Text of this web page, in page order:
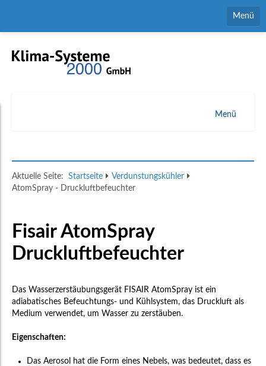
Menü
Home
Stellenmarkt
Menü
Entfeuchter
Anwendungen
Service
Aktuelle Seite: Startseite
Verdunstungskühler
AtomSpray - Druckluftbefeuchter
Fisair AtomSpray
Druckluftbefeuchter
Das Wasserzerstäubungsgerät FISAIR AtomSpray ist ein
adiabatisches Befeuchtungs- und Kühlsystem, das Druckluft als
Medium verwendet, um Wasser zu zerstäuben.
Eigenschaften:
Das Aerosol hat die Form eines Nebels, was bedeutet, dass es